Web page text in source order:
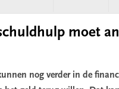
moet
nog verder in de